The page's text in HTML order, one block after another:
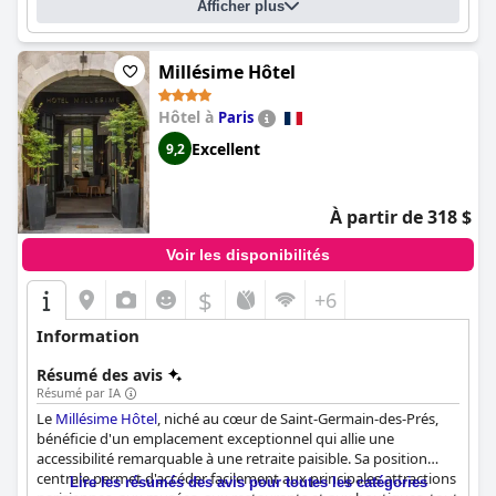
chambres spacieuses et larges sont décorées de façon à ce que
les clients se sentent comme chez eux.Le Pradey (Hôtel Le
Pradey)est un bel hôtel de charme parisien, chic et typique,
chaleureux, qui traite ses clients comme des membres de la
famille et constitue un excellent choix pour les voyageurs à la
recherche d'un hôtel confortable et bien situé au cœur de Paris.
Afficher plus
Millésime Hôtel
Hôtel à Paris
9,2 Excellent
À partir de 318 $
Voir les disponibilités
$ +6
Information
Résumé des avis
Résumé par IA
Le Millésime Hôtel, niché au cœur de Saint-Germain-des-Prés,
bénéficie d'un emplacement exceptionnel qui allie une
accessibilité remarquable à une retraite paisible. Sa position
centrale permet d'accéder facilement aux principales attractions
Lire les résumés des avis pour toutes les catégories